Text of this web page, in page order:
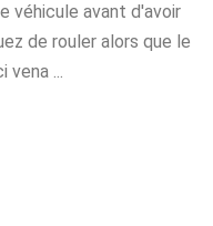
véhicule avant d'avoir
de rouler alors que le
...